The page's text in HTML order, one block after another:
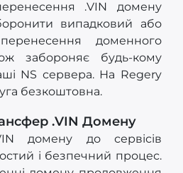
.VIN домену
випадковий або
доменного
забороняє будь-кому
NS сервера. На Regery
безкоштовна.
.VIN Домену
домену до сервісів
і безпечний процес.